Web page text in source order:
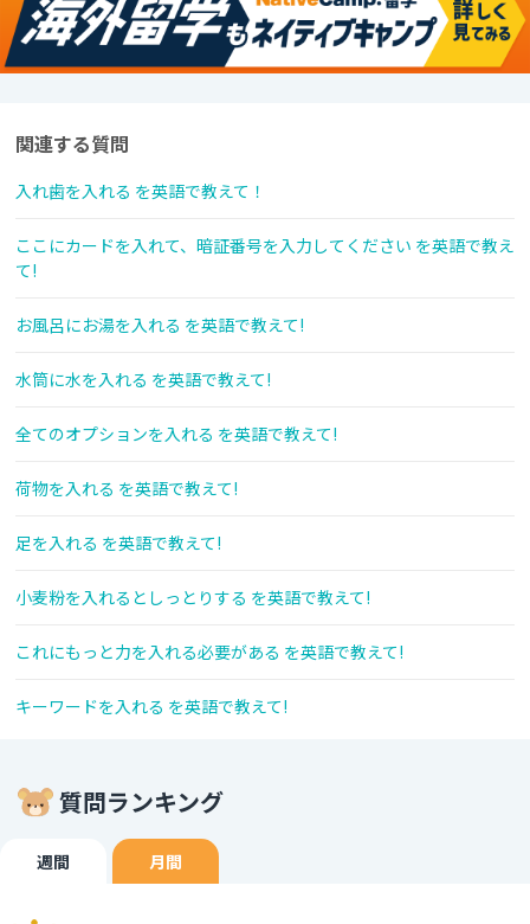
関連する質問
入れ歯を入れる を英語で教えて！
ここにカードを入れて、暗証番号を入力してください を英語で教え
て!
お風呂にお湯を入れる を英語で教えて!
水筒に水を入れる を英語で教えて!
全てのオプションを入れる を英語で教えて!
荷物を入れる を英語で教えて!
足を入れる を英語で教えて!
小麦粉を入れるとしっとりする を英語で教えて!
これにもっと力を入れる必要がある を英語で教えて!
キーワードを入れる を英語で教えて!
質問ランキング
週間 月間